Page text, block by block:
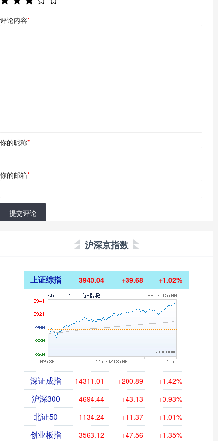
评论内容*
你的昵称*
你的邮箱*
提交评论
沪深京指数
上证综指 3940.04 +39.68 +1.02%
深证成指 14311.01 +200.89 +1.42%
沪深300 4694.44 +43.13 +0.93%
北证50 1134.24 +11.37 +1.01%
创业板指 3563.12 +47.56 +1.35%